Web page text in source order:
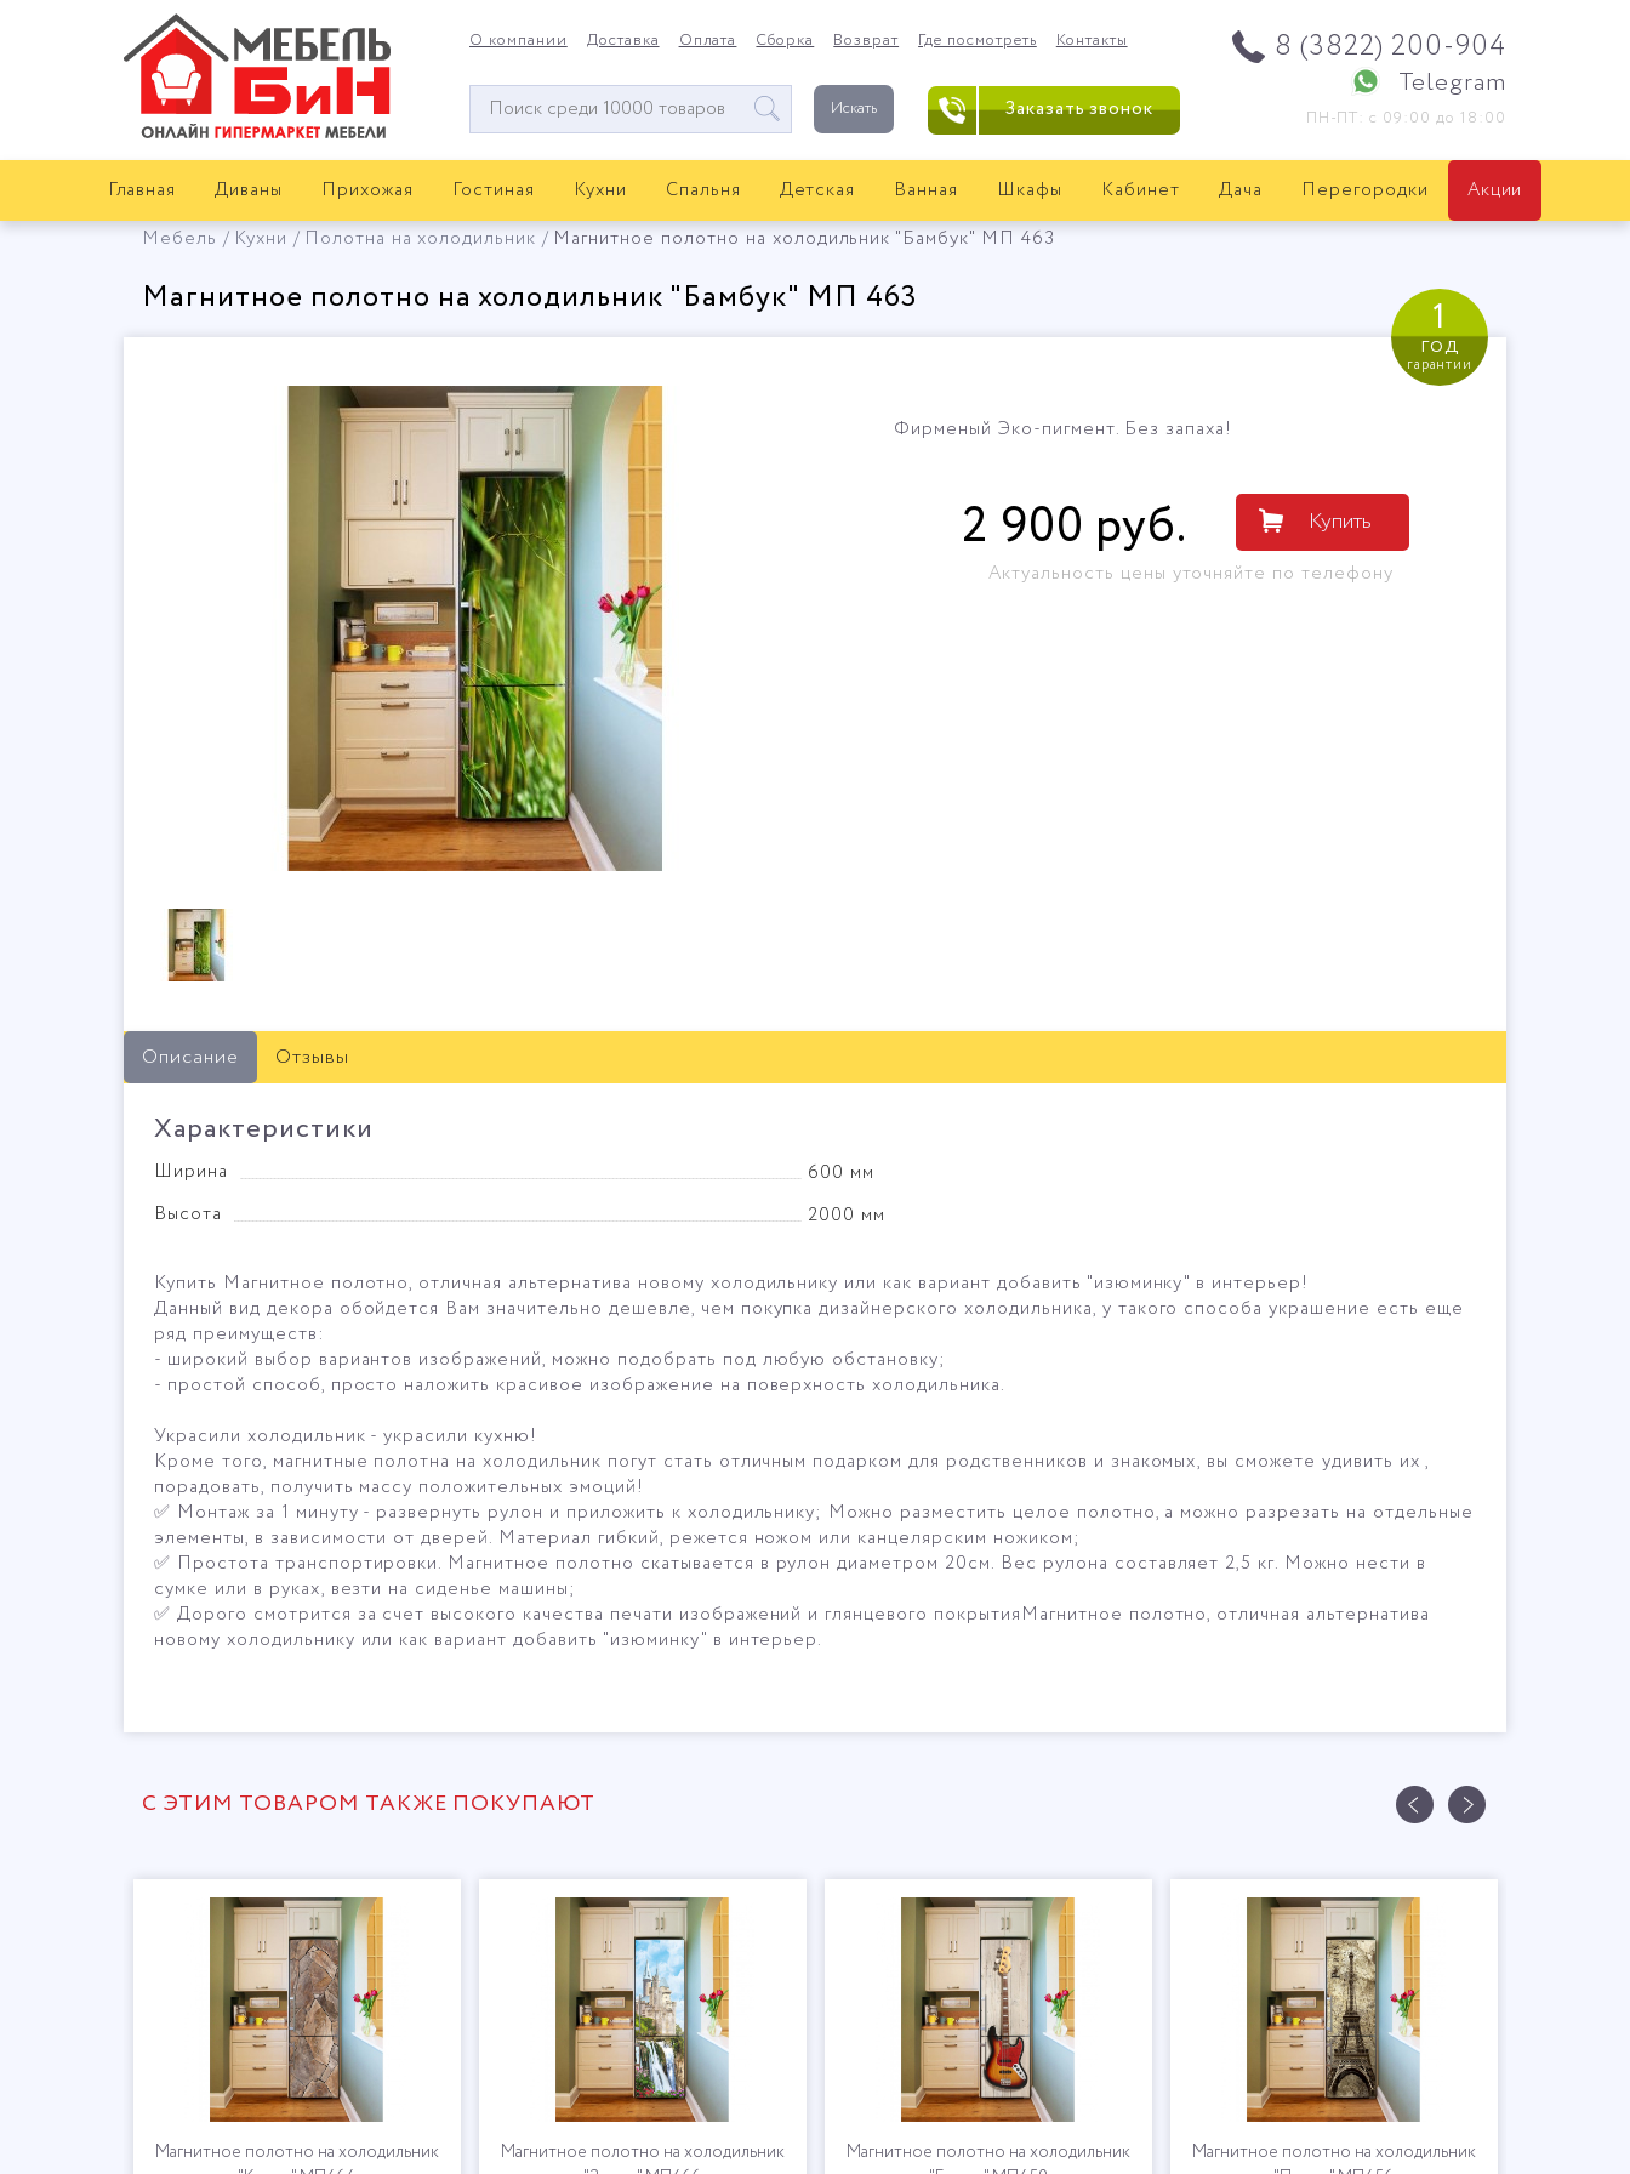
О компании Доставка Оплата Сборка Возврат Где посмотреть Контакты
Окно
поиска
Искать
8 (3822) 200-904
Telegram
ПН-ПТ: с 09:00 до 18:00
Заказать звонок
Главная Диваны Прихожая Гостиная Кухни Спальня Детская Ванная Шкафы Кабинет Дача Перегородки
Акции
Мебель
Кухни Полотна на холодильник Магнитное полотно на холодильник "Бамбук" МП 463
Магнитное полотно на холодильник "Бамбук" МП 463 1
год
гарантии
Фирменый Эко-пигмент. Без запаха!
2 900 руб. Купить
Актуальность цены уточняйте по телефону
Описание Отзывы
Характеристики
Ширина
600 мм
Высота
2000 мм
Купить Магнитное полотно, отличная альтернатива новому холодильнику или как вариант добавить "изюминку" в интерьер!
Данный вид декора обойдется Вам значительно дешевле, чем покупка дизайнерского холодильника, у такого способа украшение есть еще
ряд преимуществ:
- широкий выбор вариантов изображений, можно подобрать под любую обстановку;
- простой способ, просто наложить красивое изображение на поверхность холодильника.
Украсили холодильник - украсили кухню!
Кроме того, магнитные полотна на холодильник погут стать отличным подарком для родственников и знакомых, вы сможете удивить их ,
порадовать, получить массу положительных эмоций!
✅ Монтаж за 1 минуту - развернуть рулон и приложить к холодильнику; Можно разместить целое полотно, а можно разрезать на отдельные
элементы, в зависимости от дверей. Материал гибкий, режется ножом или канцелярским ножиком;
✅ Простота транспортировки. Магнитное полотно скатывается в рулон диаметром 20см. Вес рулона составляет 2,5 кг. Можно нести в
сумке или в руках, везти на сиденье машины;
✅ Дорого смотрится за счет высокого качества печати изображений и глянцевого покрытияМагнитное полотно, отличная альтернатива
новому холодильнику или как вариант добавить "изюминку" в интерьер.
С ЭТИМ ТОВАРОМ ТАКЖЕ ПОКУПАЮТ
Магнитное полотно на холодильник
Магнитное полотно на холодильник
Магнитное полотно на холодильник
Магнитное полотно на холодильник